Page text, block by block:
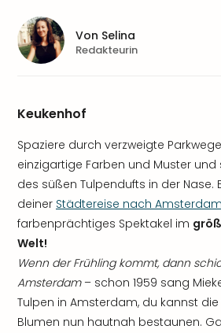
Keukenhof
Spaziere durch verzweigte
einzigartige Farben und Muster und
des süßen Tulpendufts in der Nase.
deiner Städtereise nach Amsterdam
farbenprächtiges Spektakel im
Welt!
Wenn der Frühling kommt, dann
Amsterdam– schon 1959 sang
Tulpen in Amsterdam, du kannst
Blumen nun hautnah bestaunen.
Von Selina
Redakteurin